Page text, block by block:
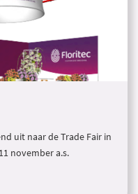
uit naar de Trade Fair in
november a.s.